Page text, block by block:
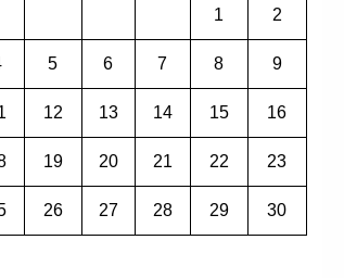
1 2
5 6 7 8 9
12 13 14 15 16
19 20 21 22 23
26 27 28 29 30